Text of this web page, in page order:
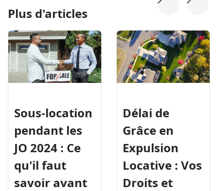
Plus d'articles
Sous-location
pendant les
JO 2024 : Ce
qu'il faut
savoir avant
Délai de
Grâce en
Expulsion
Locative : Vos
Droits et